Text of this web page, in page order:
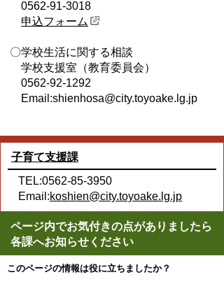
0562-91-3018
申込フォーム
〇学校生活に関する相談
学校支援室（教育委員会）
0562-92-1292
Email:shienhosa@city.toyoake.lg.jp
子育て支援課
TEL:0562-85-3950
Email:koshien@city.toyoake.lg.jp
ページ内でお気付きの点がありましたら
各課へお知らせください
このページの情報は役に立ちましたか？